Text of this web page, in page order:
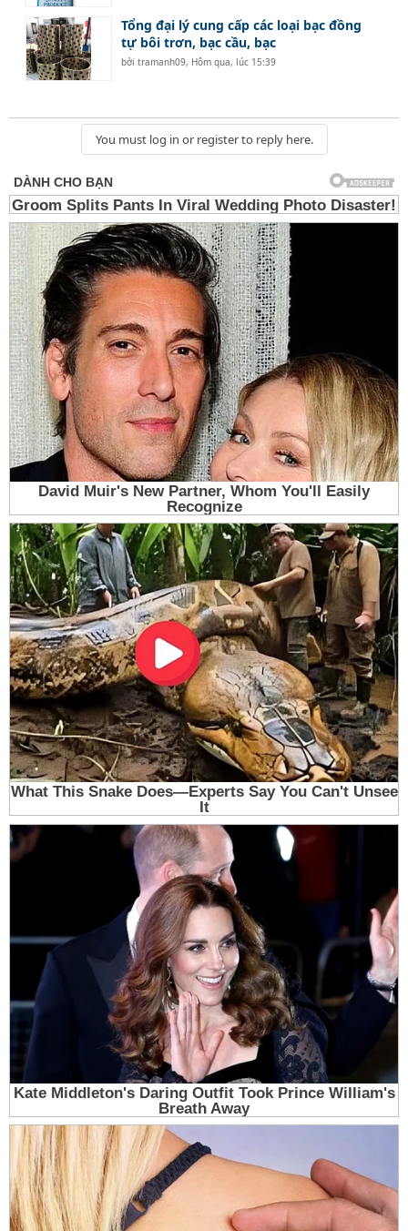
Tổng đại lý cung cấp các loại bạc đồng
tự bôi trơn, bạc cầu, bạc
bởitramanh09, Hôm qua, lúc 15:39
You must log in or register to reply here.